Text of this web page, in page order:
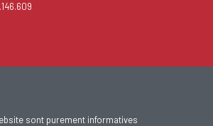
sont purement informatives